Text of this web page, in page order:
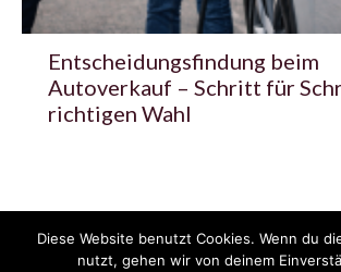
Entscheidungsfindung beim
Autoverkauf – Schritt für
richtigen Wahl
© 2020 - 2025 Copyright -
Diese Website benutzt Cookies. Wenn du
nutzt, gehen wir von deinem